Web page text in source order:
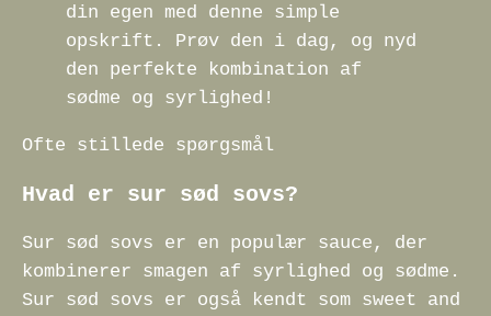
din egen med denne simple
opskrift. Prøv den i dag, og nyd
den perfekte kombination af
sødme og syrlighed!
Ofte stillede spørgsmål
Hvad er sur sød sovs?
Sur sød sovs er en populær sauce, der
kombinerer smagen af syrlighed og sødme.
Sur sød sovs er også kendt som sweet and